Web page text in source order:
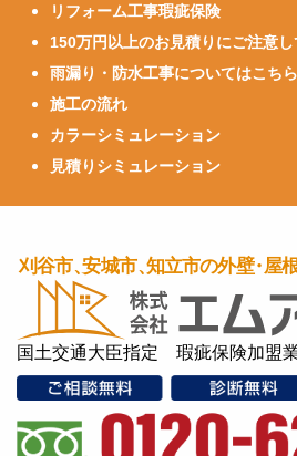
リフォーム工事瑕疵保険
150万円以上のお見積りにご注意
雨漏り・防水工事についてはこちら
施工の流れ
カラーシミュレーション
見積りシミュレーション
国土交通大臣指定 瑕疵保険加盟